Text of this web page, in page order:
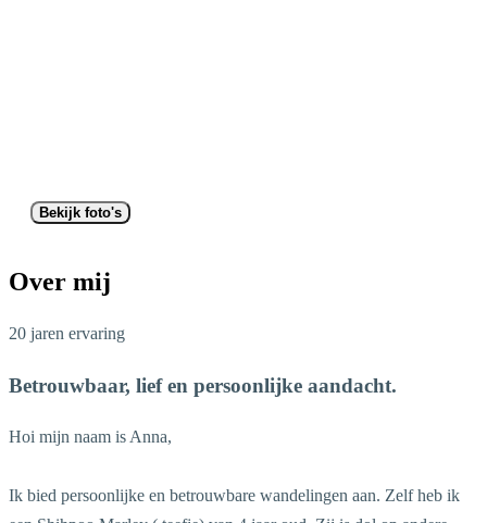
Bekijk foto's
Over mij
20 jaren ervaring
Betrouwbaar, lief en persoonlijke aandacht.
Hoi mijn naam is Anna,
Ik bied persoonlijke en betrouwbare wandelingen aan. Zelf heb ik